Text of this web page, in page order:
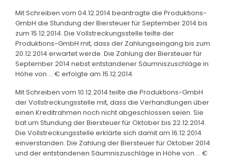
Mit Schreiben vom 04.12.2014 beantragte die Produktions-
GmbH die Stundung der Biersteuer für September 2014 bis
zum 15.12.2014. Die Vollstreckungsstelle teilte der
Produktions-GmbH mit, dass der Zahlungseingang bis zum
20.12.2014 erwartet werde. Die Zahlung der Biersteuer für
September 2014 nebst entstandener Säumniszuschläge in
Höhe von … € erfolgte am 15.12.2014.
Mit Schreiben vom 10.12.2014 teilte die Produktions-GmbH
der Vollstreckungsstelle mit, dass die Verhandlungen über
einen Kreditrahmen noch nicht abgeschlossen seien. Sie
bat um Stundung der Biersteuer für Oktober bis 22.12.2014.
Die Vollstreckungsstelle erklärte sich damit am 16.12.2014
einverstanden. Die Zahlung der Biersteuer für Oktober 2014
und der entstandenen Säumniszuschläge in Höhe von … €